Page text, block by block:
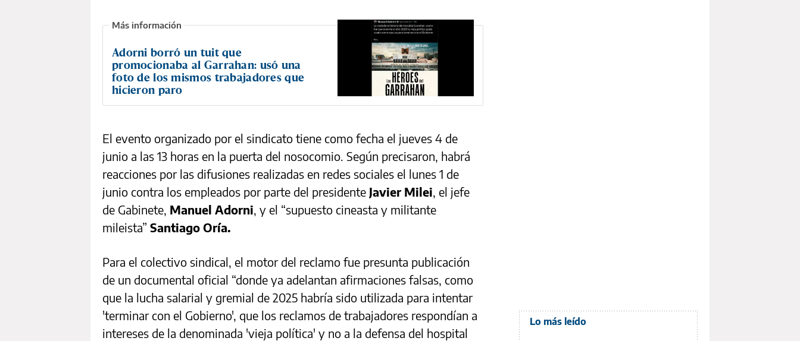
Adorni borró un tuit que
promocionaba al Garrahan: usó una
foto de los mismos trabajadores que
hicieron paro
El evento organizado por el sindicato tiene como fecha el jueves 4 de
junio a las 13 horas en la puerta del nosocomio. Según precisaron, habrá
reacciones por las difusiones realizadas en redes sociales el lunes 1 de
junio contra los empleados por parte del presidente Javier Milei, el jefe
de Gabinete, Manuel Adorni, y el “supuesto cineasta y militante
mileista” Santiago Oría.
Para el colectivo sindical, el motor del reclamo fue presunta publicación
de un documental oficial “donde ya adelantan afirmaciones falsas, como
que la lucha salarial y gremial de 2025 habría sido utilizada para intentar
'terminar con el Gobierno', que los reclamos de trabajadores respondían a
intereses de la denominada 'vieja política' y no a la defensa del hospital
Lo más leído